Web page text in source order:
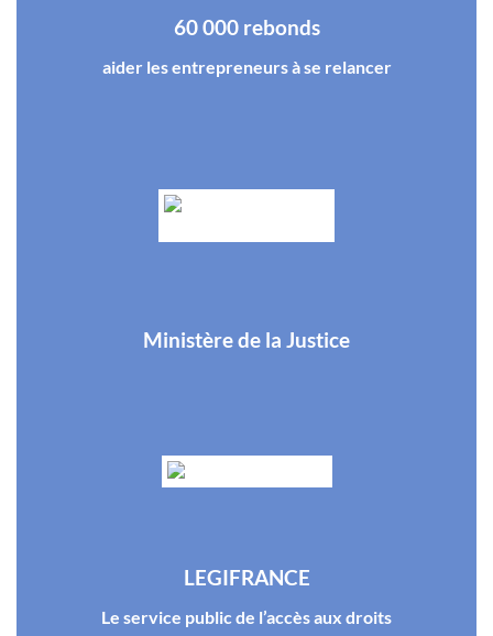
60 000 rebonds
aider les entrepreneurs à se relancer
Ministère de la Justice
LEGIFRANCE
Le service public de l’accès aux droits